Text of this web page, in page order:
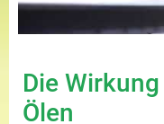
Die
Ölen